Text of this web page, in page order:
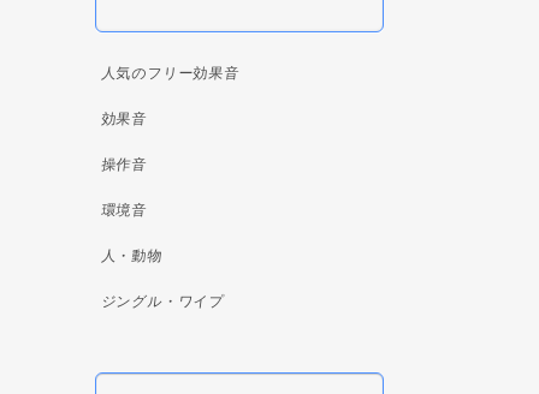
人気のフリー効果音
効果音
操作音
環境音
人・動物
ジングル・ワイプ